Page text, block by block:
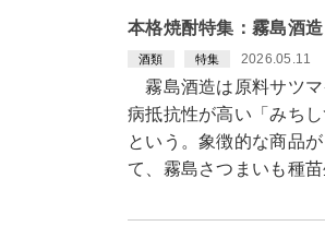
本格焼酎特集：霧島酒
酒類 特集 2026.05.11
霧島酒造は原料サツマ
病抵抗性が高い「みち
という。象徴的な商品
て、霧島さつまいも種